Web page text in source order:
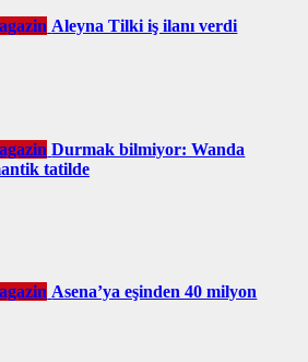
Aleyna Tilki iş ilanı verdi
Durmak bilmiyor: Wanda
tatilde
Asena’ya eşinden 40 milyon